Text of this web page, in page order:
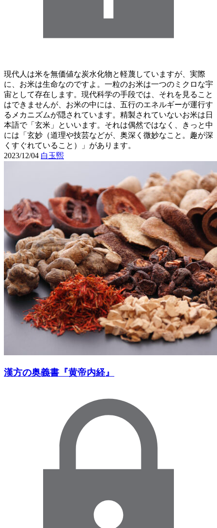
現代人は米を無価値な炭水化物と軽蔑していますが、実際
に、お米は生命なのですよ。一粒のお米は一つのミクロな宇
宙として存在します。現代科学の手段では、それを見ること
はできませんが、お米の中には、五行のエネルギーが運行す
るメカニズムが隠されています。精製されていないお米は日
本語で「玄米」といいます。それは偶然ではなく、きっと中
には「玄妙（道理や技芸などが、奥深く微妙なこと。趣が深
くすぐれていること）」があります。
2023/12/04 白玉煕
漢方の奥義書『黄帝内経』